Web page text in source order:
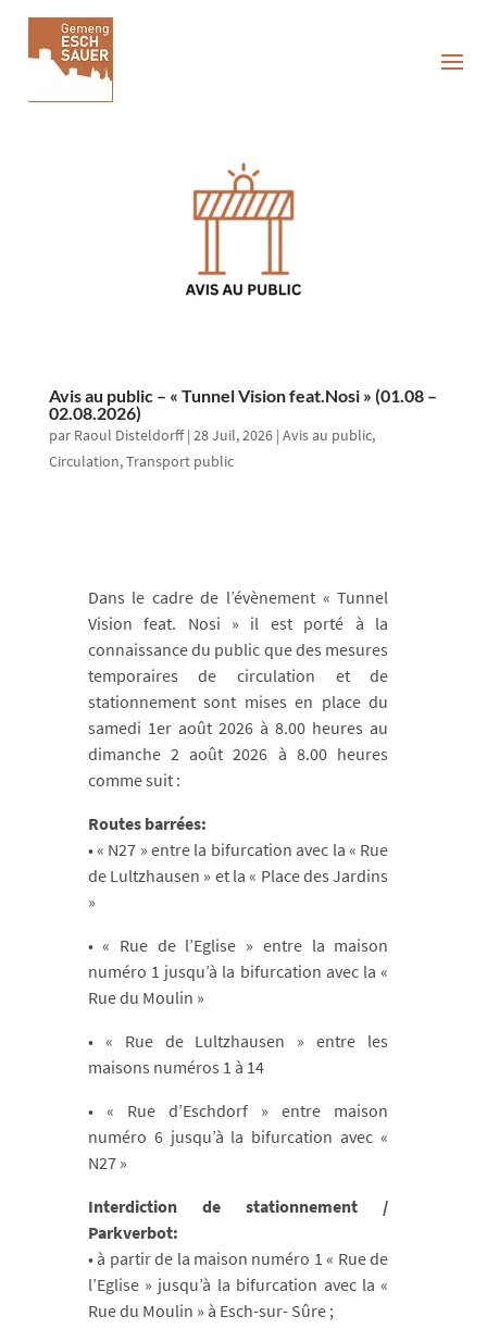
Avis au public – « Tunnel Vision feat.Nosi » (01.08 –
02.08.2026)
par Raoul Disteldorff| 28 Juil, 2026| Avis au public,
Circulation,Transport public
Dans le cadre de l’évènement « Tunnel
Vision feat. Nosi » il est porté à la
connaissance du public que des mesures
temporaires de circulation et de
stationnement sont mises en place du
samedi 1er août 2026 à 8.00 heures au
dimanche 2 août 2026 à 8.00 heures
comme suit :
Routes barrées:
• « N27 » entre la bifurcation avec la « Rue
de Lultzhausen » et la « Place des Jardins
»
• « Rue de l’Eglise » entre la maison
numéro 1 jusqu’à la bifurcation avec la «
Rue du Moulin »
• « Rue de Lultzhausen » entre les
maisons numéros 1 à 14
• « Rue d’Eschdorf » entre maison
numéro 6 jusqu’à la bifurcation avec «
N27 »
Interdiction de stationnement /
Parkverbot:
• à partir de la maison numéro 1 « Rue de
l’Eglise » jusqu’à la bifurcation avec la «
Rue du Moulin » à Esch-sur- Sûre ;